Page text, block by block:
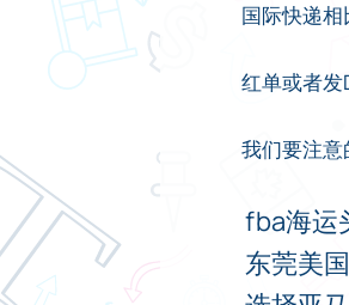
国际快递
红单或者发
我们要注意
fba海运
东莞美